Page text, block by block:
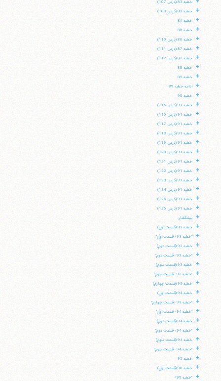
خطبه 83 (درس 107)
+ خطبه 83 (درس 108)
+ خطبه 84
+ خطبه 85
+ خطبه 86 (درس 110)
+ خطبه 87 (درس 111)
+ خطبه 87 (درس 112)
+ خطبه 88
+ خطبه 89
+ ادامه خطبه 89
+ خطبه 90
+ خطبه 91 (درس 115)
+ خطبه 91 (درس 116)
+ خطبه 91 (درس 117)
+ خطبه 91 (درس 118)
+ خطبه 91 (درس 119)
+ خطبه 91 (درس 120)
+ خطبه 91 (درس 121)
+ خطبه 91 (درس 122)
+ خطبه 91 (درس 123)
+ خطبه 91 (درس 124)
+ خطبه 91 (درس 125)
+ خطبه 91 (درس 126)
+ پیشگفتار:
+ خطبه 93 (قسمت اول)
+ "خطبه 93 - قسمت اول"
+ خطبه 93 (قسمت دوم)
+ "خطبه 93 - قسمت دوم"
+ خطبه 93 (قسمت سوم)
+ "خطبه 93 - قسمت سوم"
+ خطبه 93 (قسمت چهارم)
+ خطبه 94 (قسمت اول)
+ "خطبه 93 - قسمت چهارم"
+ "خطبه 94 - قسمت اول"
+ خطبه 94 (قسمت دوم)
+ "خطبه 94 - قسمت دوم"
+ خطبه 94 (قسمت سوم)
+ "خطبه 94 - قسمت سوم"
+ خطبه 95
+ خطبه 96 (قسمت اول)
+ "خطبه 95»